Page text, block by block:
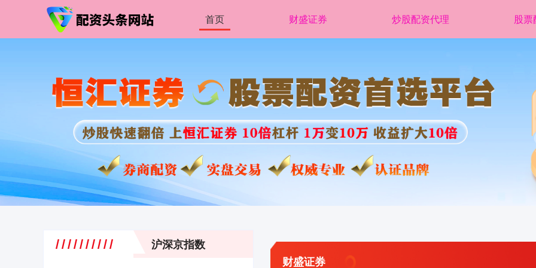
首页 财盛证券 炒股配资代理 股票
财盛证券
沪深京指数